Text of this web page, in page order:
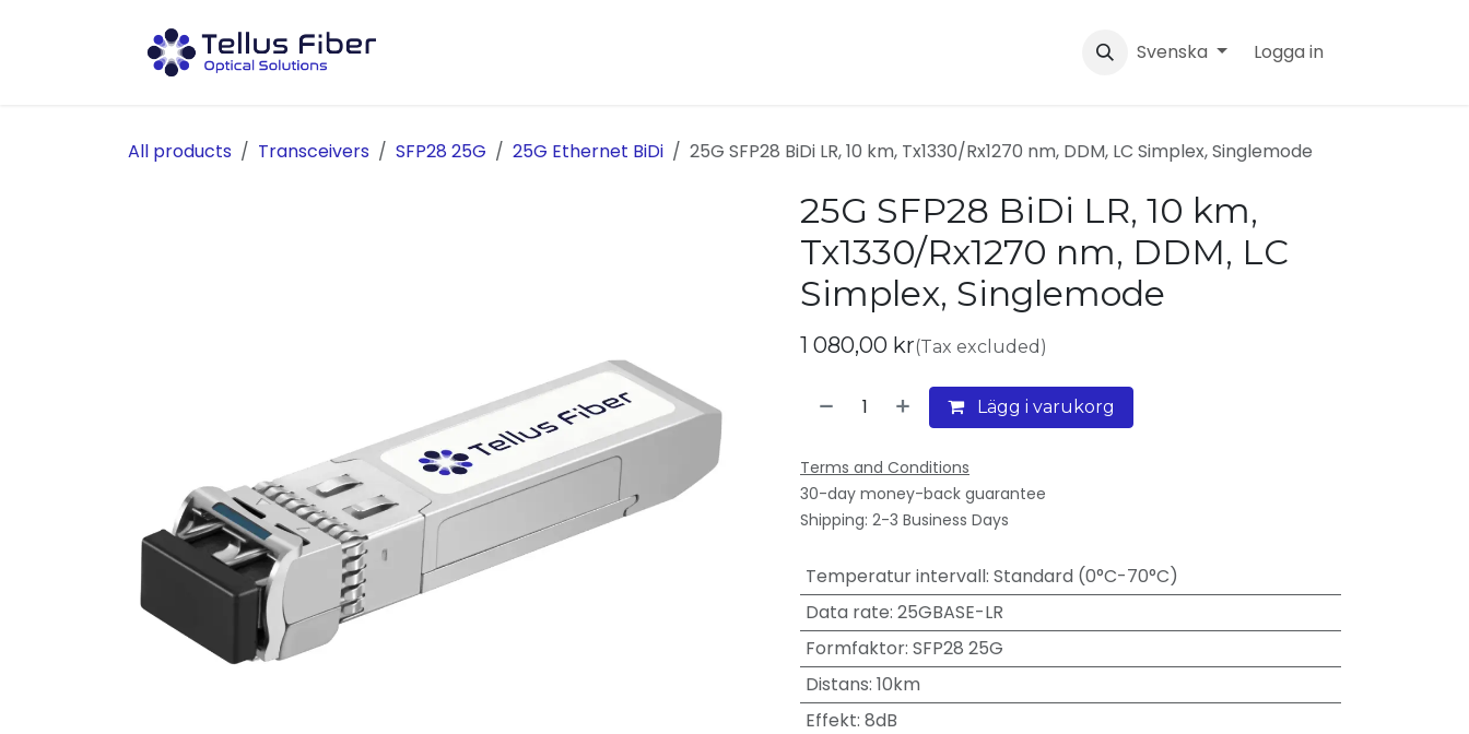
Svenska Logga in
All products Transceivers SFP28 25G 25G Ethernet BiDi 25G SFP28 BiDi LR, 10 km, Tx1330/Rx1270 nm, DDM, LC Simplex, Singlemode
25G SFP28 BiDi LR, 10 km,
Tx1330/Rx1270 nm, DDM, LC
Simplex, Singlemode
1 080,00 kr(Tax excluded)
Lägg i varukorg
Terms and Conditions
30-day money-back guarantee
Shipping: 2-3 Business Days
Temperatur intervall: Standard (0°C-70°C)
Data rate: 25GBASE-LR
Formfaktor: SFP28 25G
Distans: 10km
Effekt: 8dB